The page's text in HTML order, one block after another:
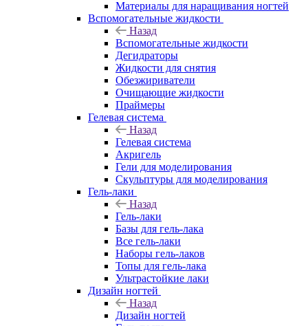
Материалы для наращивания ногтей
Вспомогательные жидкости
Назад
Вспомогательные жидкости
Дегидраторы
Жидкости для снятия
Обезжириватели
Очищающие жидкости
Праймеры
Гелевая система
Назад
Гелевая система
Акригель
Гели для моделирования
Скульптуры для моделирования
Гель-лаки
Назад
Гель-лаки
Базы для гель-лака
Все гель-лаки
Наборы гель-лаков
Топы для гель-лака
Ультрастойкие лаки
Дизайн ногтей
Назад
Дизайн ногтей